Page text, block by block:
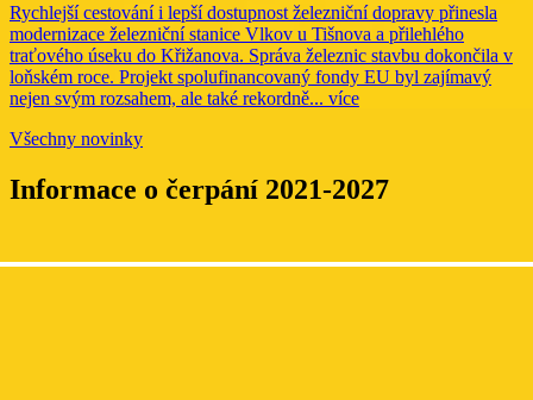
Rychlejší cestování i lepší dostupnost železniční dopravy přinesla
modernizace železniční stanice Vlkov u Tišnova a přilehlého
traťového úseku do Křižanova. Správa železnic stavbu dokončila v
loňském roce. Projekt spolufinancovaný fondy EU byl zajímavý
nejen svým rozsahem, ale také rekordně... více
Všechny novinky
Informace o čerpání 2021-2027